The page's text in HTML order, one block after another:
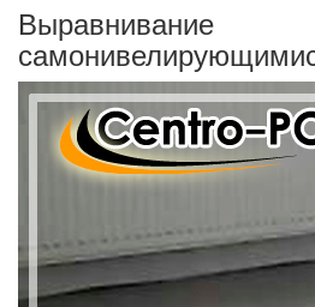
Выравнивание